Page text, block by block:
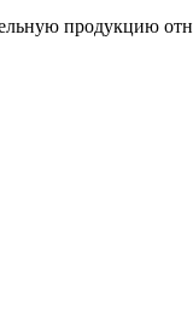
продукцию